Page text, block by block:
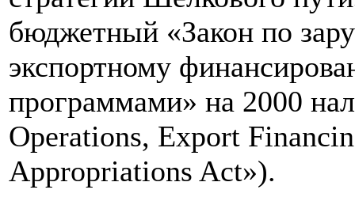
бюджетный «Закон по
экспортному
программами» на 2000
Operations, Export
Appropriations Act»).